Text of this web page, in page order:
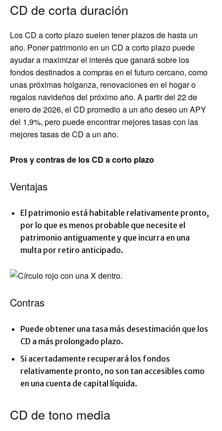
CD de corta duración
Los CD a corto plazo suelen tener plazos de hasta un
año. Poner patrimonio en un CD a corto plazo puede
ayudar a maximizar el interés que ganará sobre los
fondos destinados a compras en el futuro cercano, como
unas próximas holganza, renovaciones en el hogar o
regalos navideños del próximo año. A partir del 22 de
enero de 2026, el CD promedio a un año deseo un APY
del 1,9%, pero puede encontrar mejores tasas con las
mejores tasas de CD a un año.
Pros y contras de los CD a corto plazo
Ventajas
El patrimonio está habitable relativamente pronto,
por lo que es menos probable que necesite el
patrimonio antiguamente y que incurra en una
multa por retiro anticipado.
Contras
Puede obtener una tasa más desestimación que los
CD a más prolongado plazo.
Si acertadamente recuperará los fondos
relativamente pronto, no son tan accesibles como
en una cuenta de capital líquida.
CD de tono media